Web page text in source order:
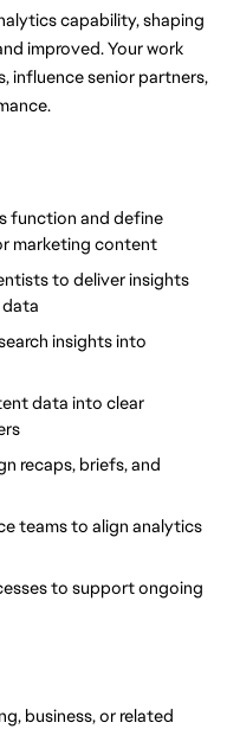
capability, shaping
improved. Your work
influence senior partners,
function and define
marketing content
to deliver insights
insights into
data into clear
recaps, briefs, and
teams to align analytics
to support ongoing
business, or related